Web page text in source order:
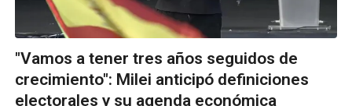
"Vamos a tener tres años seguidos de
crecimiento": Milei anticipó definiciones
electorales y su agenda económica